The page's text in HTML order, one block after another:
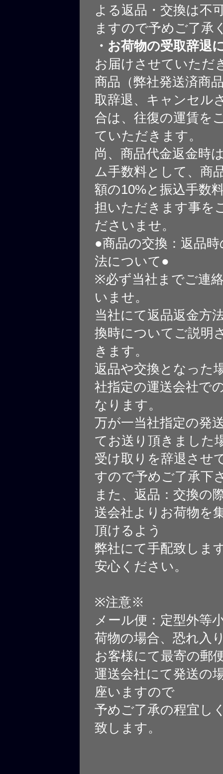
よる返品・交換は不
ますので予めご了承
・お荷物の受取辞退
お届けさせていただ
商品（弊社発送済商
取辞退、キャンセル
合は、往復の運賃を
ていただきます。
尚、商品代金返金時
ム手数料として、商
額の10%と振込手数
担いただきます事を
ださいませ。
●商品の交換：返品
法について●
※必ず当社までご連
いませ。
当社にて返品返金方
換時についてご説明
きます。
返品や交換となった
社指定の運送会社で
なります。
万が一当社指定の発
てお送り頂きました
受け取りを辞退させ
すので予めご了承下
また、返品：交換の
送会社よりお荷物を
頂けるよう
弊社にて手配致しま
安心ください。
※注意※
メール便：定型外等
荷物の場合、恐れ入
お客様にて最寄の郵
運送会社にて発送の
座いますので
予めご了承の程宜し
致します。